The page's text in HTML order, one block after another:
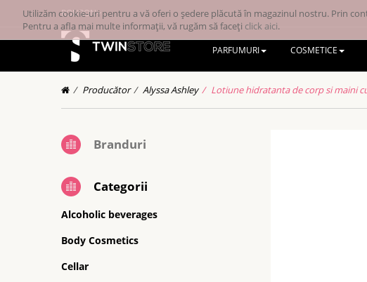
RONRON
PARFUMURI COSMETICE
Producător Alyssa Ashley Lotiune hidratanta de corp si maini
Branduri
Categorii
Alcoholic beverages
Body Cosmetics
Cellar
Utilizăm cookie-uri pentru a vă oferi o ședere plăcută în magazinul nostru. Prin
Pentru a afla mai multe informații, vă rugăm să faceți click aici.